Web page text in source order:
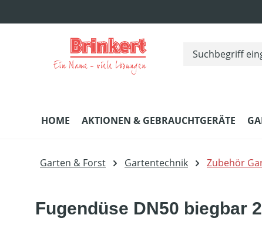
HOME AKTIONEN & GEBRAUCHTGERÄTE
Garten & Forst Gartentechnik Zubehör
Fugendüse DN50 biegbar